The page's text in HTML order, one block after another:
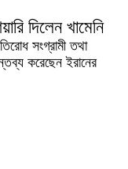
দিলেন খামেনি
সংগ্রামী তথা
করেছেন ইরানের